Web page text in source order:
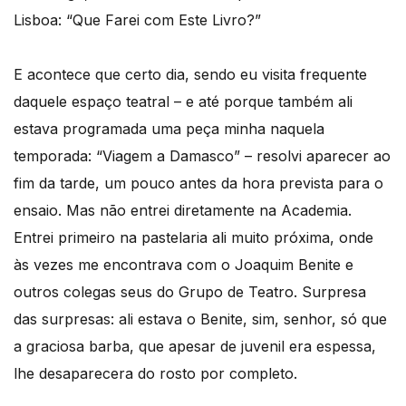
Lisboa: “Que Farei com Este Livro?”
E acontece que certo dia, sendo eu visita frequente
daquele espaço teatral – e até porque também ali
estava programada uma peça minha naquela
temporada: “Viagem a Damasco” – resolvi aparecer ao
fim da tarde, um pouco antes da hora prevista para o
ensaio. Mas não entrei diretamente na Academia.
Entrei primeiro na pastelaria ali muito próxima, onde
às vezes me encontrava com o Joaquim Benite e
outros colegas seus do Grupo de Teatro. Surpresa
das surpresas: ali estava o Benite, sim, senhor, só que
a graciosa barba, que apesar de juvenil era espessa,
lhe desaparecera do rosto por completo.